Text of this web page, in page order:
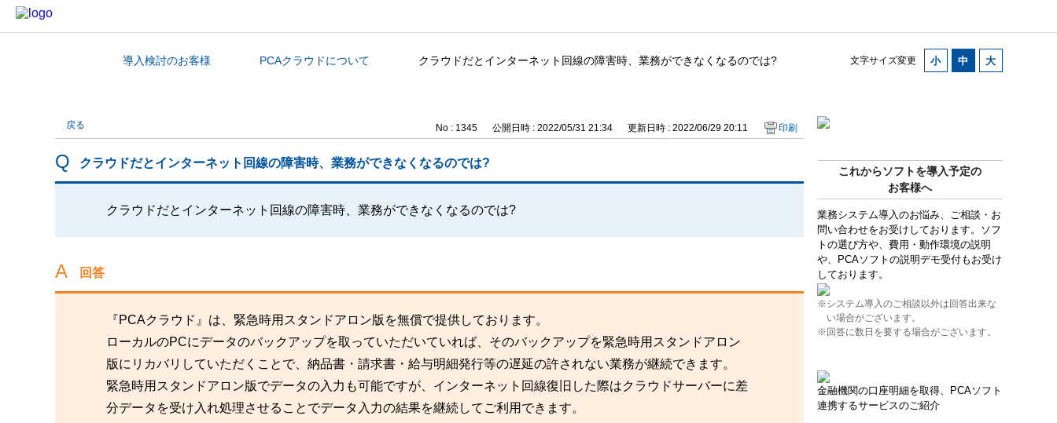
文字サイズ変更
カテゴリから探す導入検討のお客様 PCAクラウドについて クラウドだとインターネット回線の障害時、業務ができなくなるのでは?
これからソフトを導入予定の
お客様へ
業務システム導入のお悩み、ご相談・お
問い合わせをお受けしております。ソフ
トの選び方や、費用・動作環境の説明
や、PCAソフトの説明デモ受付もお受け
しております。
※システム導入のご相談以外は回答出来な
い場合がございます。
※回答に数日を要する場合がございます。
金融機関の口座明細を取得、PCAソフト
連携するサービスのご紹介
戻る No : 1345 公開日時 : 2022/05/31 21:34 更新日時 : 2022/06/29 20:11 印刷
クラウドだとインターネット回線の障害時、業務ができなくなるのでは?
クラウドだとインターネット回線の障害時、業務ができなくなるのでは?
回答
『PCAクラウド』は、緊急時用スタンドアロン版を無償で提供しております。
ローカルのPCにデータのバックアップを取っていただいていれば、そのバックアップを緊急時用スタンドアロン
版にリカバリしていただくことで、納品書・請求書・給与明細発行等の遅延の許されない業務が継続できます。
緊急時用スタンドアロン版でデータの入力も可能ですが、インターネット回線復旧した際はクラウドサーバーに差
分データを受け入れ処理させることでデータ入力の結果を継続してご利用できます。